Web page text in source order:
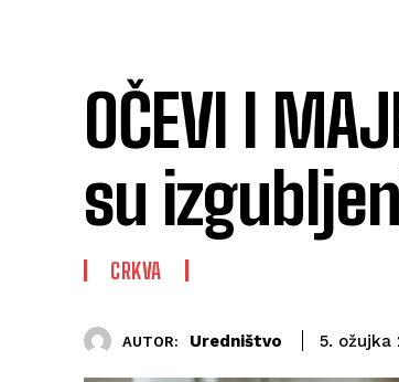
OČEVI I
su
CRKVA
AUTOR: Uredništvo 5. ožujka